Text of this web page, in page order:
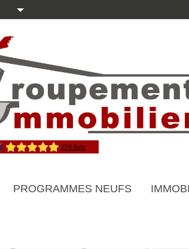
PROGRAMMES NEUFS